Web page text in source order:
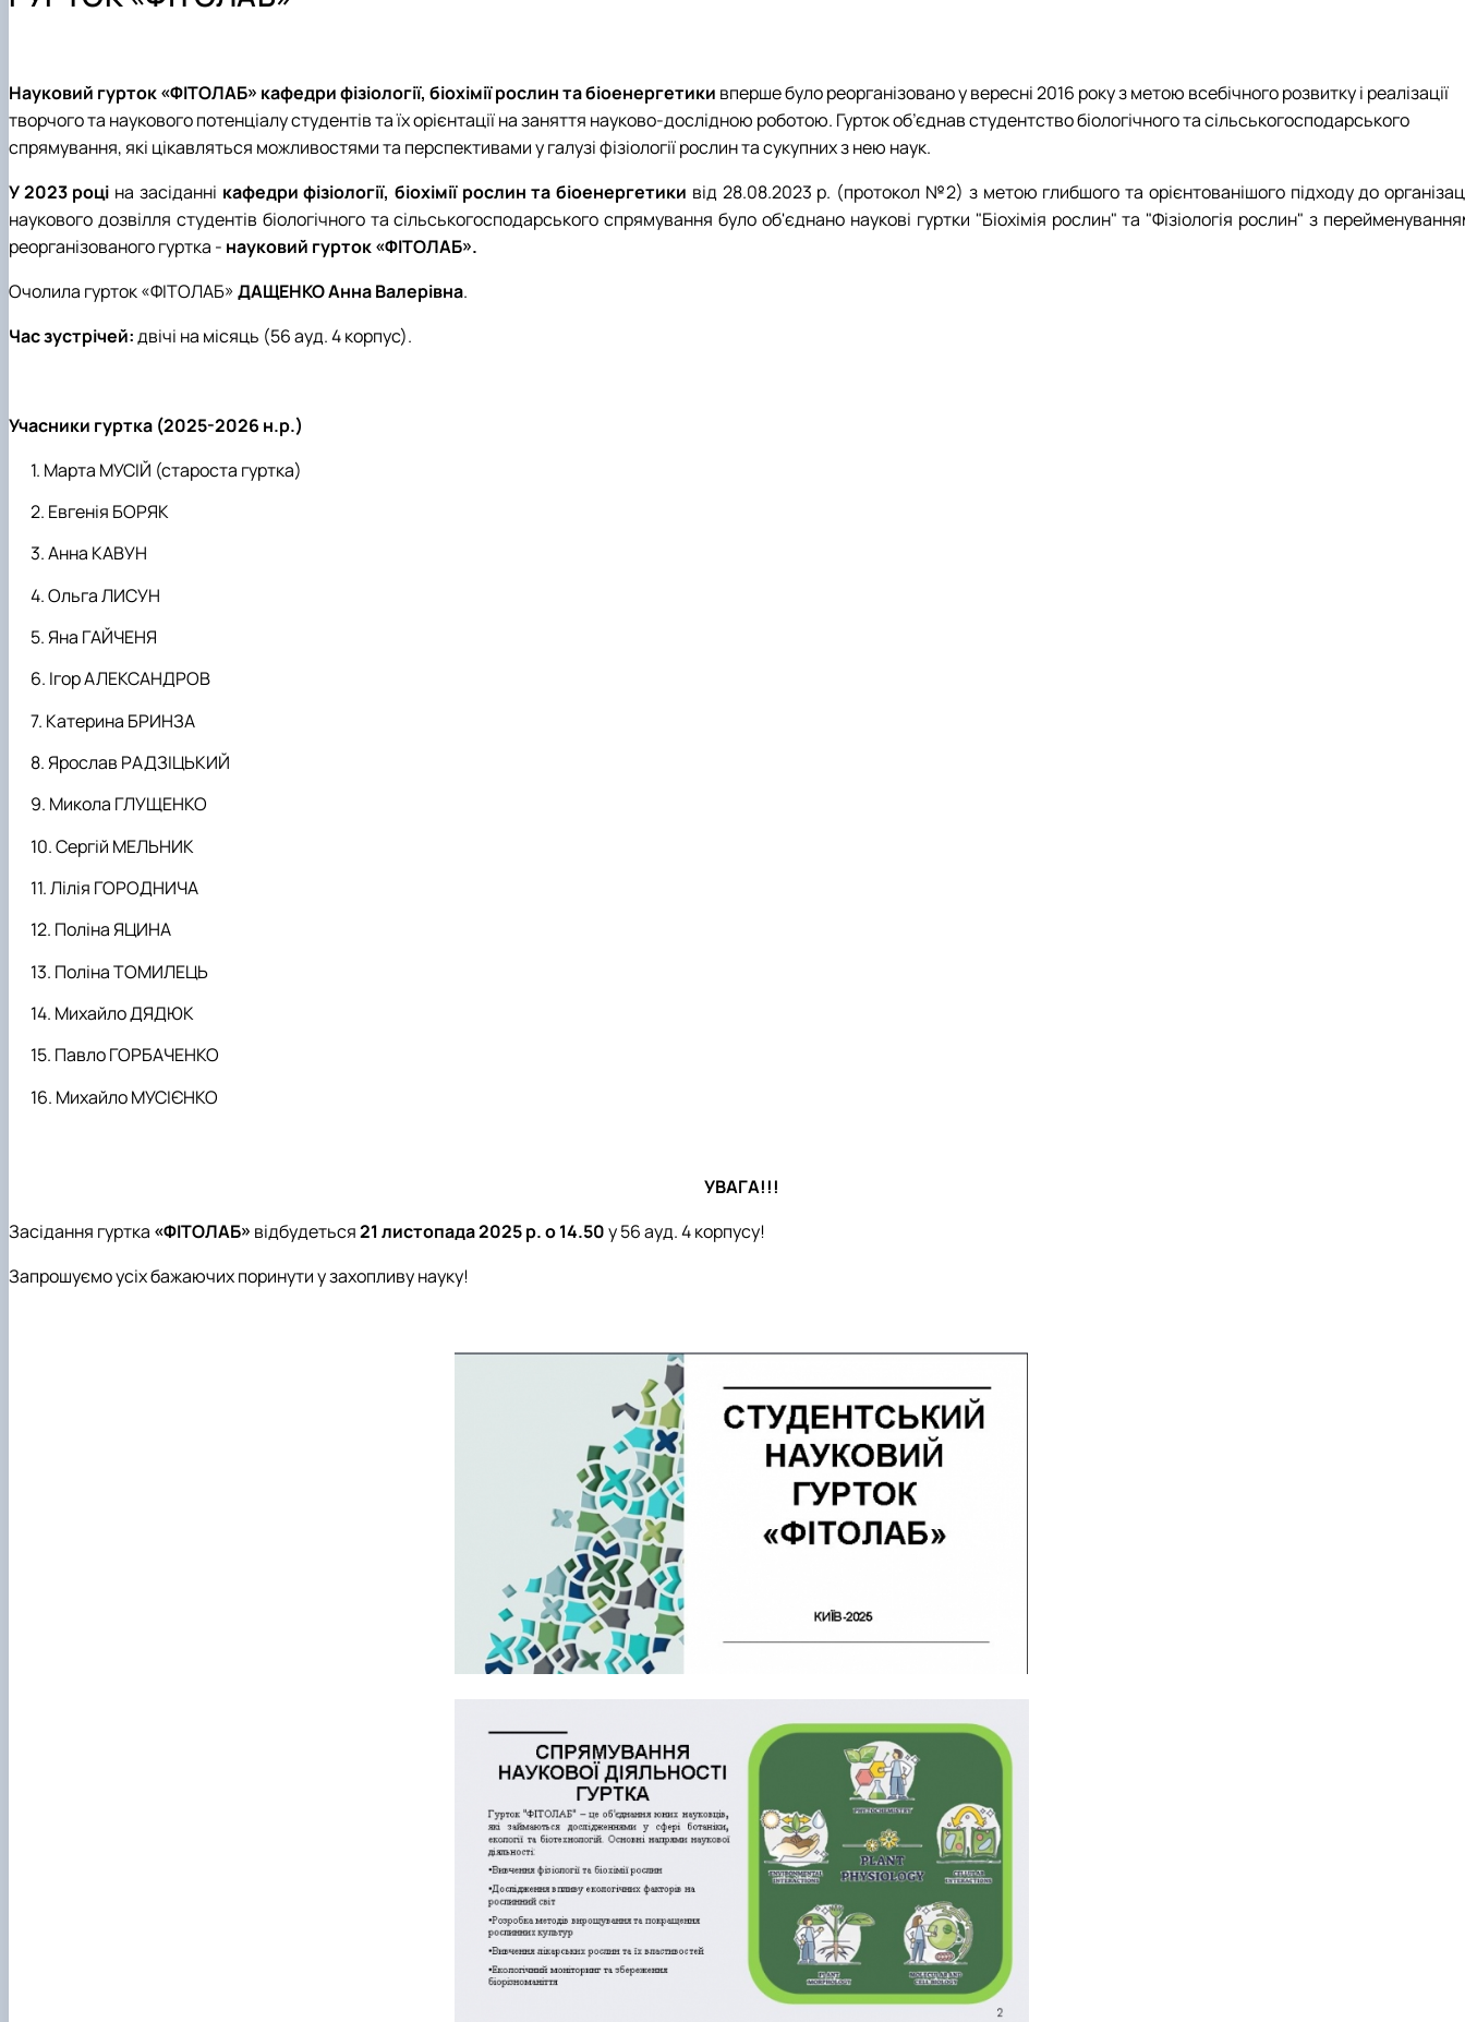
Матеріально-технічна база
Доктор філософії (PhD)
Співробітництво
Студентські наукові гуртки
Науковий гурток«ФІТОЛАБ» кафедри фізіології, біохімії рослин та біоенергетики вперше було реорганізовано у вересні 2016 року з метою всебічного розвитку і реалізації
творчого та наукового потенціалу студентів та їх орієнтації на заняття науково-дослідною роботою. Гурток об’єднав студентство біологічного та сільськогосподарського
спрямування, які цікавляться можливостями та перспективами у галузі фізіології рослин та сукупних з нею наук.
У 2023 році на засіданні кафедри фізіології, біохімії рослин та біоенергетики від 28.08.2023 р. (протокол №2) з метою глибшого та орієнтованішого підходу до
наукового дозвілля студентів біологічного та сільськогосподарського спрямування було об'єднано наукові гуртки "Біохімія рослин" та "Фізіологія рослин" з
реорганізованого гуртка - науковий гурток «ФІТОЛАБ».
Очолила гурток «ФІТОЛАБ»ДАЩЕНКО Анна Валерівна.
Час зустрічей:двічі на місяць (56 ауд. 4 корпус).
Учасники гуртка (2025-2026 н.р.)
Марта МУСІЙ (староста гуртка)
Евгенія БОРЯК
Анна КАВУН
Ольга ЛИСУН
Яна ГАЙЧЕНЯ
Ігор АЛЕКСАНДРОВ
Катерина БРИНЗА
Ярослав РАДЗІЦЬКИЙ
Микола ГЛУЩЕНКО
Сергій МЕЛЬНИК
Лілія ГОРОДНИЧА
Поліна ЯЦИНА
Поліна ТОМИЛЕЦЬ
Михайло ДЯДЮК
Павло ГОРБАЧЕНКО
Михайло МУСІЄНКО
УВАГА!!!
Засідання гуртка «ФІТОЛАБ» відбудеться21 листопада 2025 р. о 14.50у 56 ауд. 4 корпусу!
Запрошуємо усіх бажаючих поринути у захопливу науку!